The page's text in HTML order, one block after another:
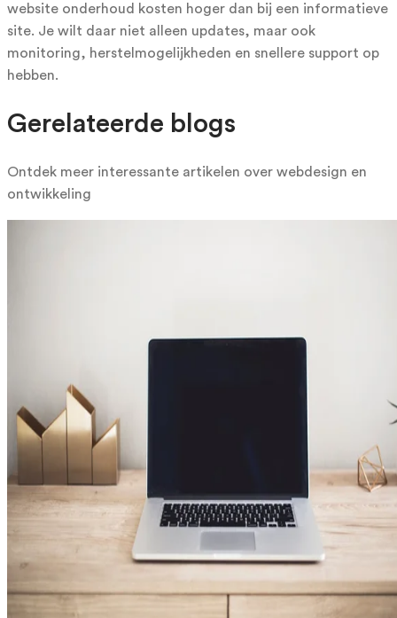
website onderhoud kosten hoger dan bij een informatieve
site. Je wilt daar niet alleen updates, maar ook
monitoring, herstelmogelijkheden en snellere support op
hebben.
Gerelateerde blogs
Ontdek meer interessante artikelen over webdesign en
ontwikkeling